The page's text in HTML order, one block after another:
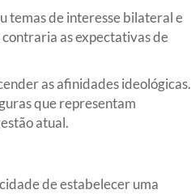
temas de interesse bilateral e
as expectativas de
as afinidades ideológicas.
que representam
atual.
de estabelecer uma